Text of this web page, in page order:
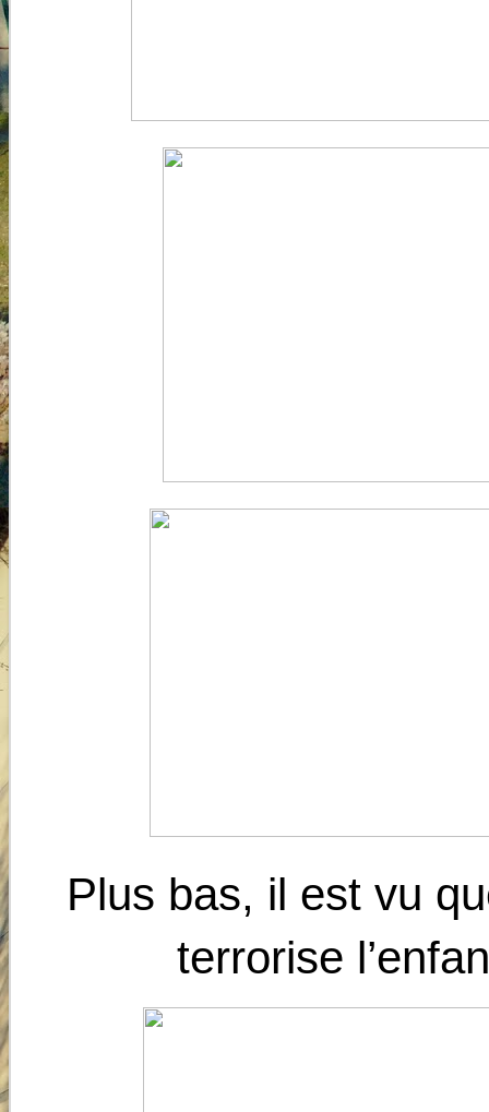
Plus bas, il est vu
terrorise